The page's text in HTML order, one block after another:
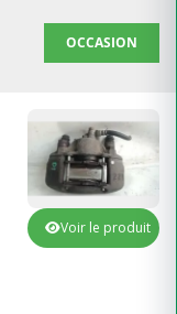
OCCASION
Voir le produit